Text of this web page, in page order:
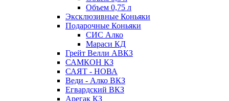
Объем 0,75 л
Эксклюзивные Коньяки
Подарочные Коньяки
СИС Алко
Мараси КД
Грейт Велли АВКЗ
САМКОН КЗ
САЯТ - НОВА
Веди - Алко ВКЗ
Егвардский ВКЗ
Арегак КЗ